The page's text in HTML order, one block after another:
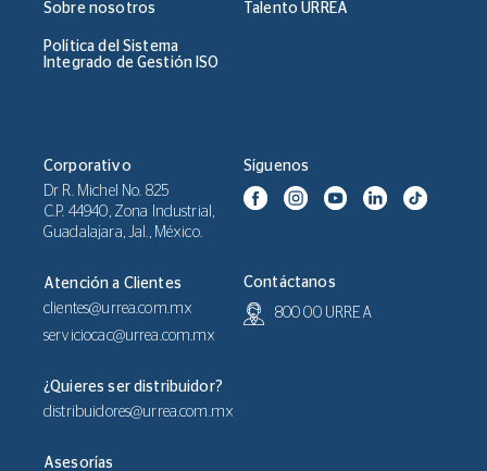
Sobre nosotros Talento URREA
Política del Sistema
Integrado de Gestión ISO
Corporativo
Dr R. Michel No. 825
C.P. 44940, Zona Industrial,
Guadalajara, Jal., México.
Atención a Clientes
clientes@urrea.com.mx
serviciocac@urrea.com.mx
¿Quieres ser distribuidor?
distribuidores@urrea.com.mx
Asesorías
Síguenos
Contáctanos
800 00 URREA